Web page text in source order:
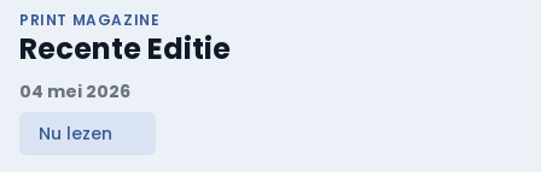
PRINT MAGAZINE
Recente Editie
04 mei 2026
Nu lezen